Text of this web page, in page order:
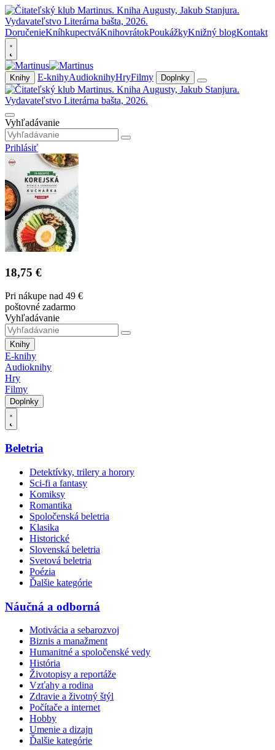
DoručenieKníhkupectváKnihovrátokPoukážkyKnižný blogKontakt
Knihy E-knihyAudioknihyHryFilmy Doplnky
Vyhľadávanie
Prihlásiť
18,75 €
Pri nákupe nad 49 €
poštovné zadarmo
Vyhľadávanie
Knihy
E-knihy
Audioknihy
Hry
Filmy
Doplnky
Beletria
Detektívky, trilery a horory
Sci-fi a fantasy
Komiksy
Romantika
Spoločenská beletria
Klasika
Historické
Slovenská beletria
Svetová beletria
Poézia
Ďalšie kategórie
Náučná a odborná
Motivácia a sebarozvoj
Biznis a manažment
Humanitné a spoločenské vedy
História
Životopisy a reportáže
Vzťahy a rodina
Zdravie a životný štýl
Počítače a internet
Hobby
Umenie a dizajn
Ďalšie kategórie